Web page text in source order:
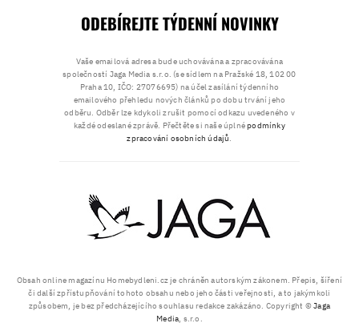
Obsah online magazínu Homebydleni.cz je chráněn autorským zákonem. Přepis, šíření
či další zpřístupňování tohoto obsahu nebo jeho části veřejnosti, a to jakýmkoli
způsobem, je bez předcházejícího souhlasu redakce zakázáno. Copyright ©Jaga
Media, s.r.o.
ODEBÍREJTE TÝDENNÍ NOVINKY
Vaše emailová adresa bude uchovávána a zpracovávána
společností Jaga Media s.r.o. (se sídlem na Pražské 18, 102 00
Praha 10, IČO: 27076695) na účel zasílání týdenního
emailového přehledu nových článků po dobu trvání jeho
odběru. Odběr lze kdykoli zrušit pomocí odkazu uvedeného v
každé odeslané zprávě. Přečtěte si naše úplnépodmínky
zpracování osobních údajů.